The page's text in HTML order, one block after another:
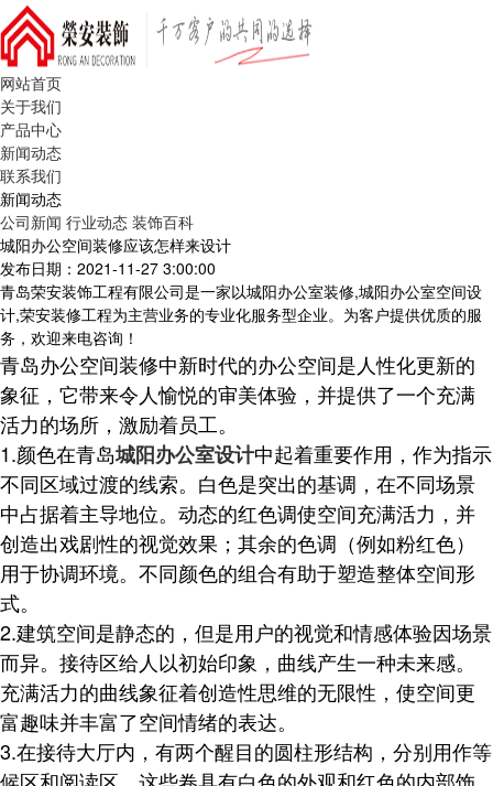
网站首页
关于我们
产品中心
新闻动态
联系我们
新闻动态
公司新闻 行业动态 装饰百科
城阳办公空间装修应该怎样来设计
发布日期：2021-11-27 3:00:00
青岛荣安装饰工程有限公司是一家以城阳办公室装修,城阳办公室空间设
计,荣安装修工程为主营业务的专业化服务型企业。为客户提供优质的服
务，欢迎来电咨询！
青岛办公空间装修中新时代的办公空间是人性化更新的
象征，它带来令人愉悦的审美体验，并提供了一个充满
活力的场所，激励着员工。
1.颜色在青岛城阳办公室设计中起着重要作用，作为指示
不同区域过渡的线索。白色是突出的基调，在不同场景
中占据着主导地位。动态的红色调使空间充满活力，并
创造出戏剧性的视觉效果；其余的色调（例如粉红色）
用于协调环境。不同颜色的组合有助于塑造整体空间形
式。
2.建筑空间是静态的，但是用户的视觉和情感体验因场景
而异。接待区给人以初始印象，曲线产生一种未来感。
充满活力的曲线象征着创造性思维的无限性，使空间更
富趣味并丰富了空间情绪的表达。
3.在接待大厅内，有两个醒目的圆柱形结构，分别用作等